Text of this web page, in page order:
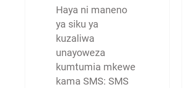
Haya ni maneno
ya siku ya
kuzaliwa
unayoweza
kumtumia mkewe
kama SMS: SMS